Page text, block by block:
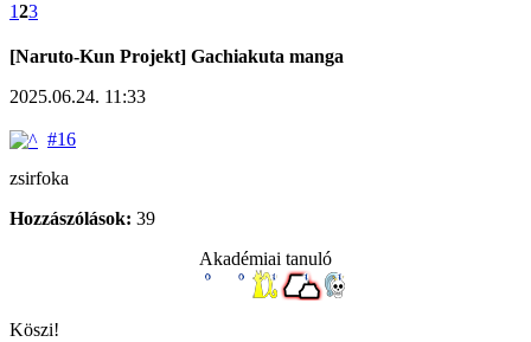
123
[Naruto-Kun Projekt] Gachiakuta manga
2025.06.24. 11:33
#16
zsirfoka
Hozzászólások: 39
Akadémiai tanuló
Köszi!